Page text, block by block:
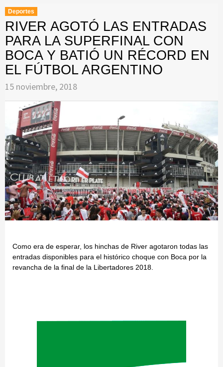
Deportes
RIVER AGOTÓ LAS ENTRADAS
PARA LA SUPERFINAL CON
BOCA Y BATIÓ UN RÉCORD EN
EL FÚTBOL ARGENTINO
15 noviembre, 2018
Como era de esperar, los hinchas de River agotaron todas las
entradas disponibles para el histórico choque con Boca por la
revancha de la final de la Libertadores 2018.